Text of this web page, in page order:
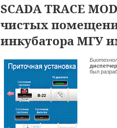
SCADA TRACE
чистых
инкубатора МГУ
был